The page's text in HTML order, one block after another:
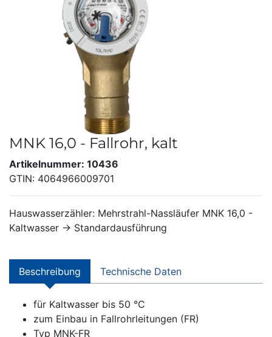
MNK 16,0 - Fallrohr, kalt
Artikelnummer: 10436
GTIN: 4064966009701
Hauswasserzähler: Mehrstrahl-Nassläufer MNK 16,0 -
Kaltwasser → Standardausführung
Beschreibung Technische Daten
für Kaltwasser bis 50 °C
zum Einbau in Fallrohrleitungen (FR)
Typ MNK-FR